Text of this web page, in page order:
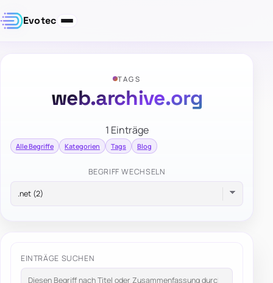
Evotec
TAGS
web.archive.org
1 Einträge
Alle Begriffe Kategorien Tags Blog
BEGRIFF WECHSELN
EINTRÄGE SUCHEN